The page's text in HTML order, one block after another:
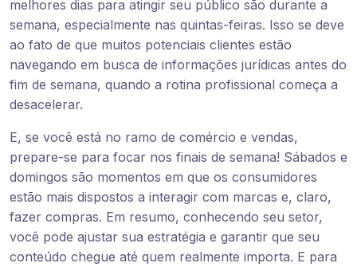
melhores dias para atingir seu público são durante a
semana, especialmente nas quintas-feiras. Isso se deve
ao fato de que muitos potenciais clientes estão
navegando em busca de informações jurídicas antes do
fim de semana, quando a rotina profissional começa a
desacelerar.
E, se você está no ramo de comércio e vendas,
prepare-se para focar nos finais de semana! Sábados e
domingos são momentos em que os consumidores
estão mais dispostos a interagir com marcas e, claro,
fazer compras. Em resumo, conhecendo seu setor,
você pode ajustar sua estratégia e garantir que seu
conteúdo chegue até quem realmente importa. E para